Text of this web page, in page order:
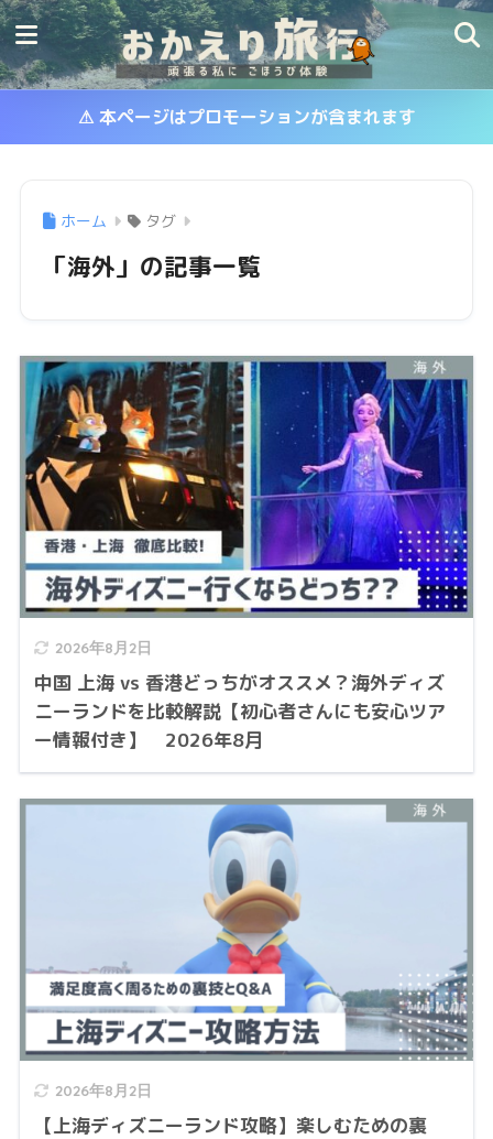
⚠ 本ページはプロモーションが含まれます
ホーム タグ
「海外」の記事一覧
2026年8月2日
中国 上海 vs 香港どっちがオススメ？海外ディズ
ニーランドを比較解説【初心者さんにも安心ツア
ー情報付き】 2026年8月
2026年8月2日
【上海ディズニーランド攻略】楽しむための裏